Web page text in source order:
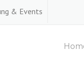
& Events